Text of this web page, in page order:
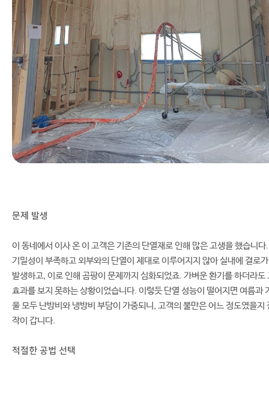
문제 발생
이 동네에서 이사 온 이 고객은 기존의 단열재로 인해 많은 고생을 했습니다.
기밀성이 부족하고 외부와의 단열이 제대로 이루어지지 않아 실내에 결로가
발생하고, 이로 인해 곰팡이 문제까지 심화되었죠. 가벼운 환기를 하더라도
효과를 보지 못하는 상황이었습니다. 이렇듯 단열 성능이 떨어지면 여름과
울 모두 난방비와 냉방비 부담이 가중되니, 고객의 불만은 어느 정도였을지
작이 갑니다.
적절한 공법 선택